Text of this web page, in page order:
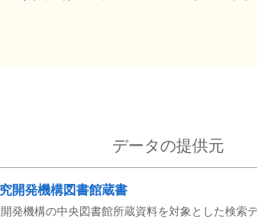
データの提供元
開発機構図書館蔵書
発機構の中央図書館所蔵資料を対象とした検索